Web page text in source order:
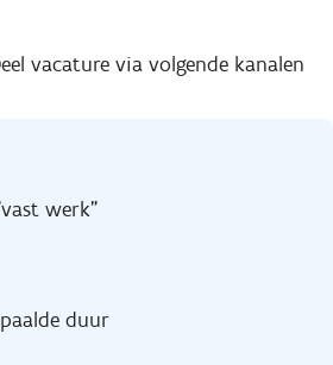
vacature via volgende kanalen
werk"
duur